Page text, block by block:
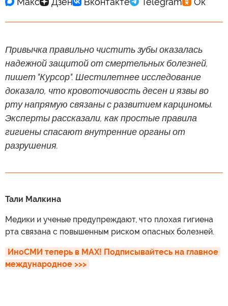
Привычка правильно чистить зубы оказалась
надежной защитой от смертельных болезней,
пишет "Курсор". Шестилетнее исследование
доказало, что кровоточивость десен и язвы во
рту напрямую связаны с развитием карциномы.
Эксперты рассказали, как простые правила
гигиены спасают внутренние органы от
разрушения.
Тали Малкина
Медики и ученые предупреждают, что плохая гигиена
рта связана с повышенным риском опасных болезней.
ИноСМИ теперь в MAX! Подписывайтесь на главное
международное >>>